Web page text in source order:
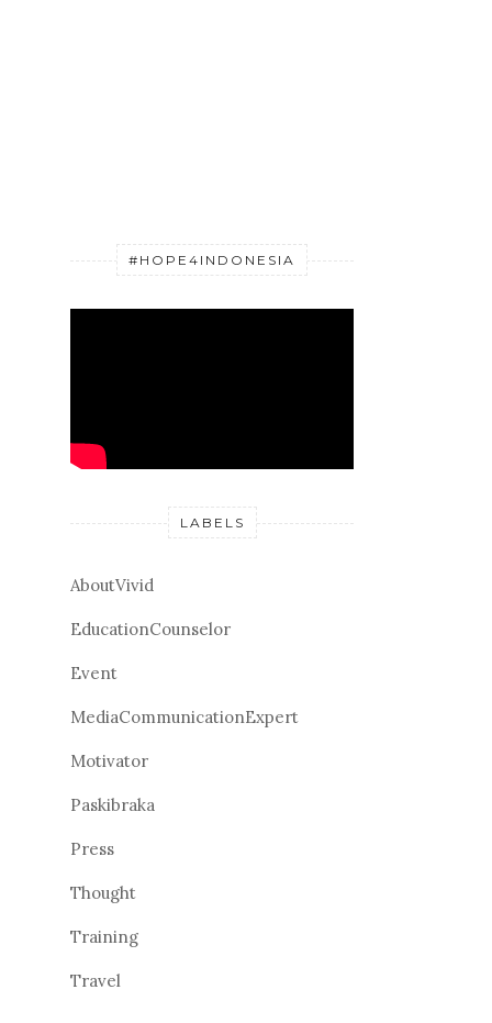
#HOPE4INDONESIA
LABELS
AboutVivid
EducationCounselor
Event
MediaCommunicationExpert
Motivator
Paskibraka
Press
Thought
Training
Travel